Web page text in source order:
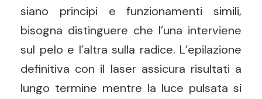
siano principi e funzionamenti simili,
bisogna distinguere che l’una interviene
sul pelo e l’altra sulla radice. L’epilazione
definitiva con il laser assicura risultati a
lungo termine mentre la luce pulsata si